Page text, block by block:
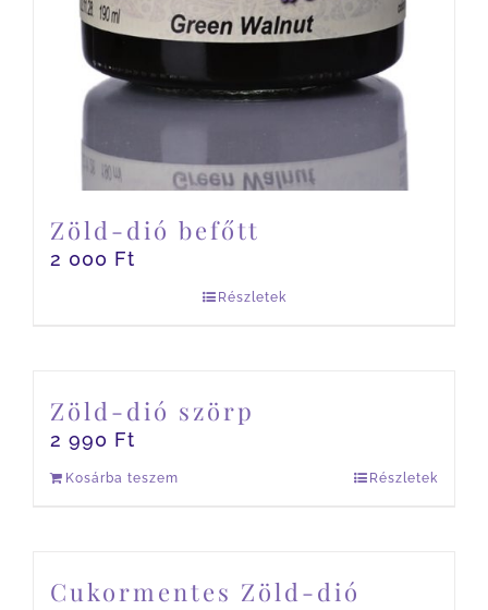
Zöld-dió befőtt
2 000 Ft
Részletek
Zöld-dió szörp
2 990 Ft
Kosárba teszem Részletek
Cukormentes Zöld-dió